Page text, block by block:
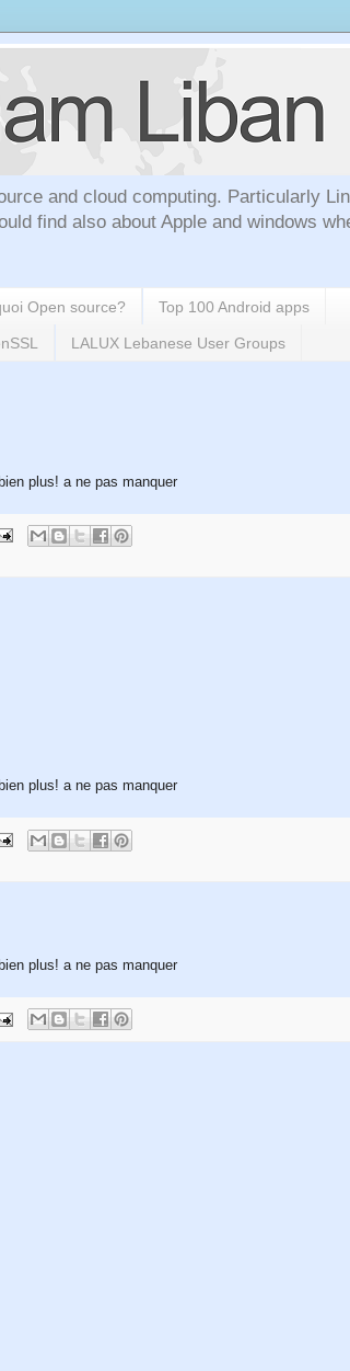
and cloud computing. Particularly
find also about Apple and windows
Open source? Top 100 Android apps
LALUX Lebanese User Groups
plus! a ne pas manquer
plus! a ne pas manquer
plus! a ne pas manquer